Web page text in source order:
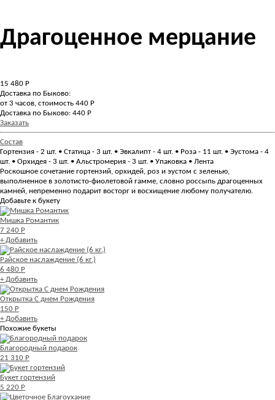
Драгоценное мерцание
15 480 Р
Доставка по Быково:
от 3 часов, стоимость 440 Р
Доставка по Быково: 440 Р
Заказать
Состав
Гортензия - 2 шт. • Статица - 3 шт. • Эвкалипт - 4 шт. • Роза - 11 шт. • Эустома - 4
шт. • Орхидея - 3 шт. • Альстромерия - 3 шт. • Упаковка • Лента
Роскошное сочетание гортензий, орхидей, роз и эустом с зеленью,
выполненное в золотисто-фиолетовой гамме, словно россыпь драгоценных
камней, непременно подарит восторг и восхищение любому получателю.
Добавьте к букету
Мишка Романтик
7 240 Р
+ Добавить
Райское наслаждение (6 кг.)
6 480 Р
+ Добавить
Открытка С днем Рождения
150 Р
+ Добавить
Похожие букеты
Благородный подарок
21 310 Р
Букет гортензий
5 220 Р